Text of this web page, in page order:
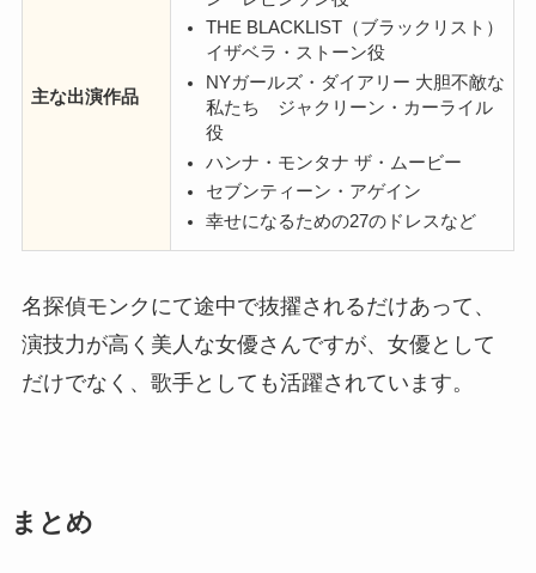
主な出演作品
THE BLACKLIST（ブラックリスト）
イザベラ・ストーン役
NYガールズ・ダイアリー 大胆不敵な
私たち ジャクリーン・カーライル
役
ハンナ・モンタナ ザ・ムービー
セブンティーン・アゲイン
幸せになるための27のドレスなど
名探偵モンクにて途中で抜擢されるだけあって、
演技力が高く美人な女優さんですが、女優として
だけでなく、歌手としても活躍されています。
まとめ